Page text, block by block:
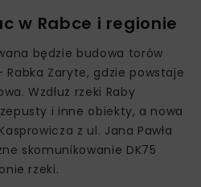
w Rabce i regionie
będzie budowa torów
Rabka Zaryte, gdzie powstaje
Wzdłuż rzeki Raby
i inne obiekty, a nowa
z ul. Jana Pawła
skomunikowanie DK75
rzeki.